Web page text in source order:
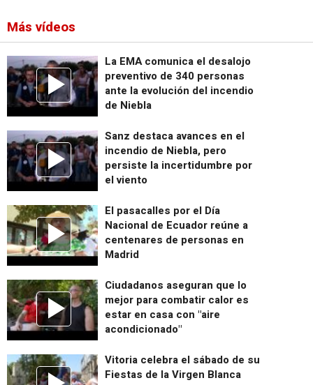
Más vídeos
La EMA comunica el desalojo
preventivo de 340 personas
ante la evolución del incendio
de Niebla
Sanz destaca avances en el
incendio de Niebla, pero
persiste la incertidumbre por
el viento
El pasacalles por el Día
Nacional de Ecuador reúne a
centenares de personas en
Madrid
Ciudadanos aseguran que lo
mejor para combatir calor es
estar en casa con "aire
acondicionado"
Vitoria celebra el sábado de su
Fiestas de la Virgen Blanca